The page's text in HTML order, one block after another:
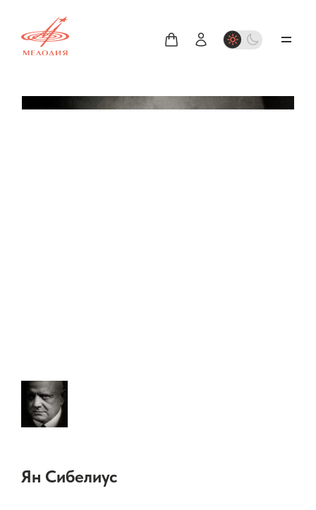
Ян Сибелиус